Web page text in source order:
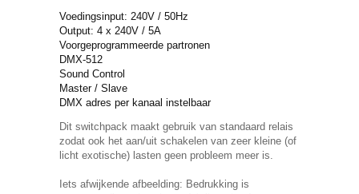
Voedingsinput: 240V / 50Hz
Output: 4 x 240V / 5A
Voorgeprogrammeerde partronen
DMX-512
Sound Control
Master / Slave
DMX adres per kanaal instelbaar
Dit switchpack maakt gebruik van standaard relais
zodat ook het aan/uit schakelen van zeer kleine (of
licht exotische) lasten geen probleem meer is.
Iets afwijkende afbeelding: Bedrukking is